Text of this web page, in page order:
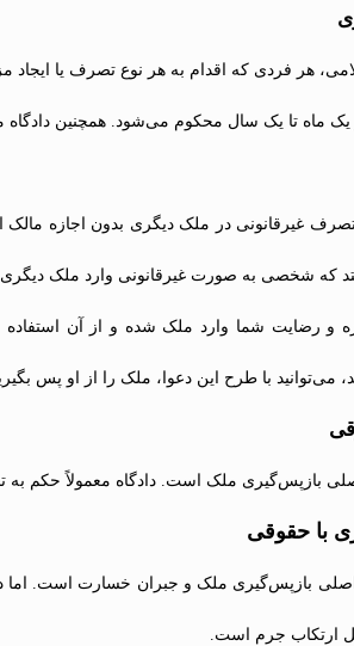
مجازات اسلامی، هر فردی که اقدام به هر نوع تصرف
یک ماه تا یک سال محکوم می‌شود. همچنین
غیرقانونی در ملک دیگری بدون اجازه
که شخصی به صورت غیرقانونی وارد ملک دیگری
رضایت شما وارد ملک شده و از آن استفاده
می‌توانید با طرح این دعوا، ملک را از او پس
بازپس‌گیری ملک است. دادگاه معمولاً حکم به
با حقوقی
بازپس‌گیری ملک و جبران خسارت است. اما
ارتکاب جرم است.